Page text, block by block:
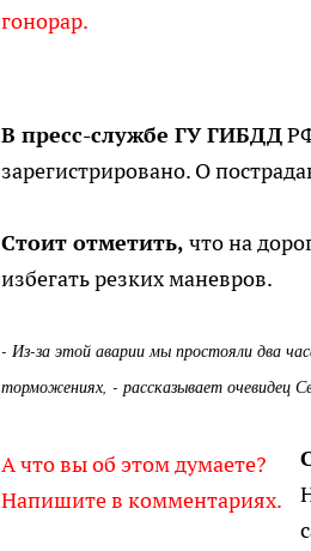
гонорар.
В пресс-службе ГУ ГИБДД
зарегистрировано. О
Стоит отметить, что на
избегать резких маневров.
- Из-за этой аварии мы простояли два
торможениях, - рассказывает очевидец
А что вы об этом думаете?
Напишите в комментариях.